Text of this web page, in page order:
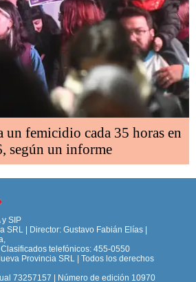
un femicidio cada 35 horas en
según un informe
y SIP
SRL | Director: Gustavo Fabián Elías |
telefónicos: 455-0550
Provincia SRL | Todos los derechos
73257157 | Número de edición 10970